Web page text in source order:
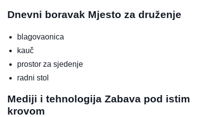
Dnevni boravak Mjesto za druženje
blagovaonica
kauč
prostor za sjedenje
radni stol
Mediji i tehnologija Zabava pod istim
krovom